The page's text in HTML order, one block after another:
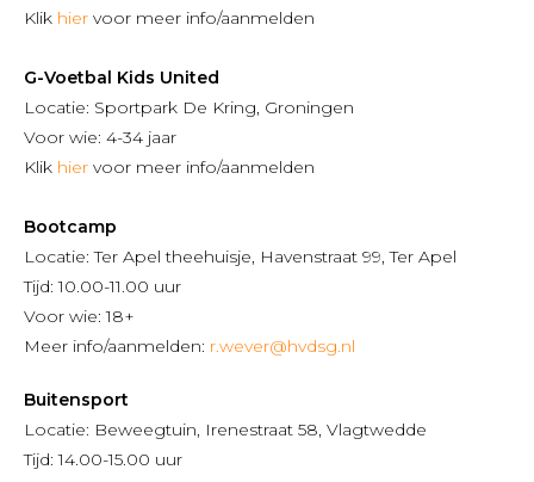
Klik hier voor meer info/aanmelden
G-Voetbal Kids United
Locatie: Sportpark De Kring, Groningen
Voor wie: 4-34 jaar
Klik hier voor meer info/aanmelden
Bootcamp
Locatie: Ter Apel theehuisje, Havenstraat 99, Ter Apel
Tijd: 10.00-11.00 uur
Voor wie: 18+
Meer info/aanmelden: r.wever@hvdsg.nl
Buitensport
Locatie: Beweegtuin, Irenestraat 58, Vlagtwedde
Tijd: 14.00-15.00 uur